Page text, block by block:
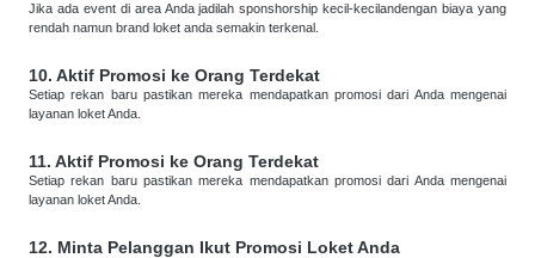
Jika ada event di area Anda jadilah sponshorship kecil-kecilandengan biaya yang
rendah namun brand loket anda semakin terkenal.
10. Aktif Promosi ke Orang Terdekat
Setiap rekan baru pastikan mereka mendapatkan promosi dari Anda mengenai
layanan loket Anda.
11. Aktif Promosi ke Orang Terdekat
Setiap rekan baru pastikan mereka mendapatkan promosi dari Anda mengenai
layanan loket Anda.
12. Minta Pelanggan Ikut Promosi Loket Anda